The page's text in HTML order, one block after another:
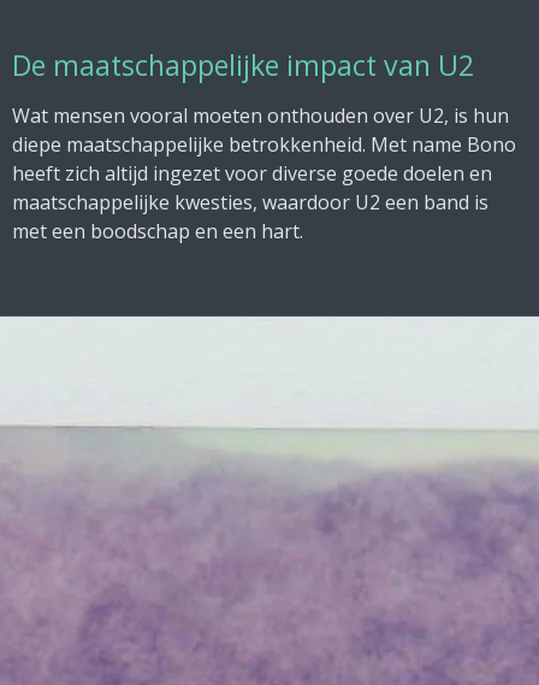
De maatschappelijke impact van U2
Wat mensen vooral moeten onthouden over U2, is hun
diepe maatschappelijke betrokkenheid. Met name Bono
heeft zich altijd ingezet voor diverse goede doelen en
maatschappelijke kwesties, waardoor U2 een band is
met een boodschap en een hart.